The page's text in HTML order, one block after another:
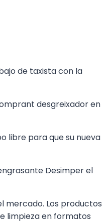
de taxista con la
desgreixador en
libre para que su nueva
Desimper el
mercado. Los productos
limpieza en formatos